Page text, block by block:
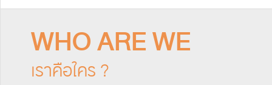
WHO ARE WE
เราคือใคร ?